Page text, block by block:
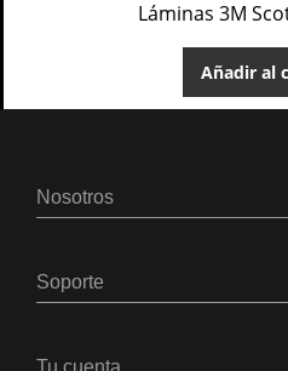
Láminas 3M
Añadir al
Nosotros
Soporte
Tu cuenta